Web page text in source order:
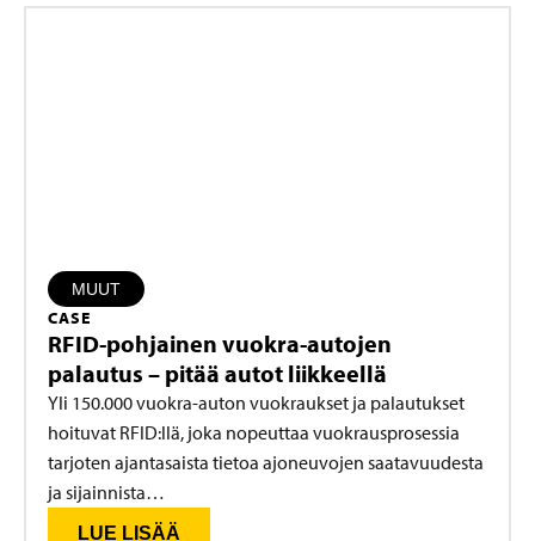
MUUT
CASE
RFID-pohjainen vuokra-autojen
palautus – pitää autot liikkeellä
Yli 150.000 vuokra-auton vuokraukset ja palautukset
hoituvat RFID:llä, joka nopeuttaa vuokrausprosessia
tarjoten ajantasaista tietoa ajoneuvojen saatavuudesta
ja sijainnista…
LUE LISÄÄ